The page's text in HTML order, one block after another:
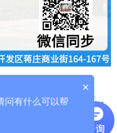
车机-24小时随到随洗[隆
-定制生产环评验收更轻松
×
问有什么可以帮